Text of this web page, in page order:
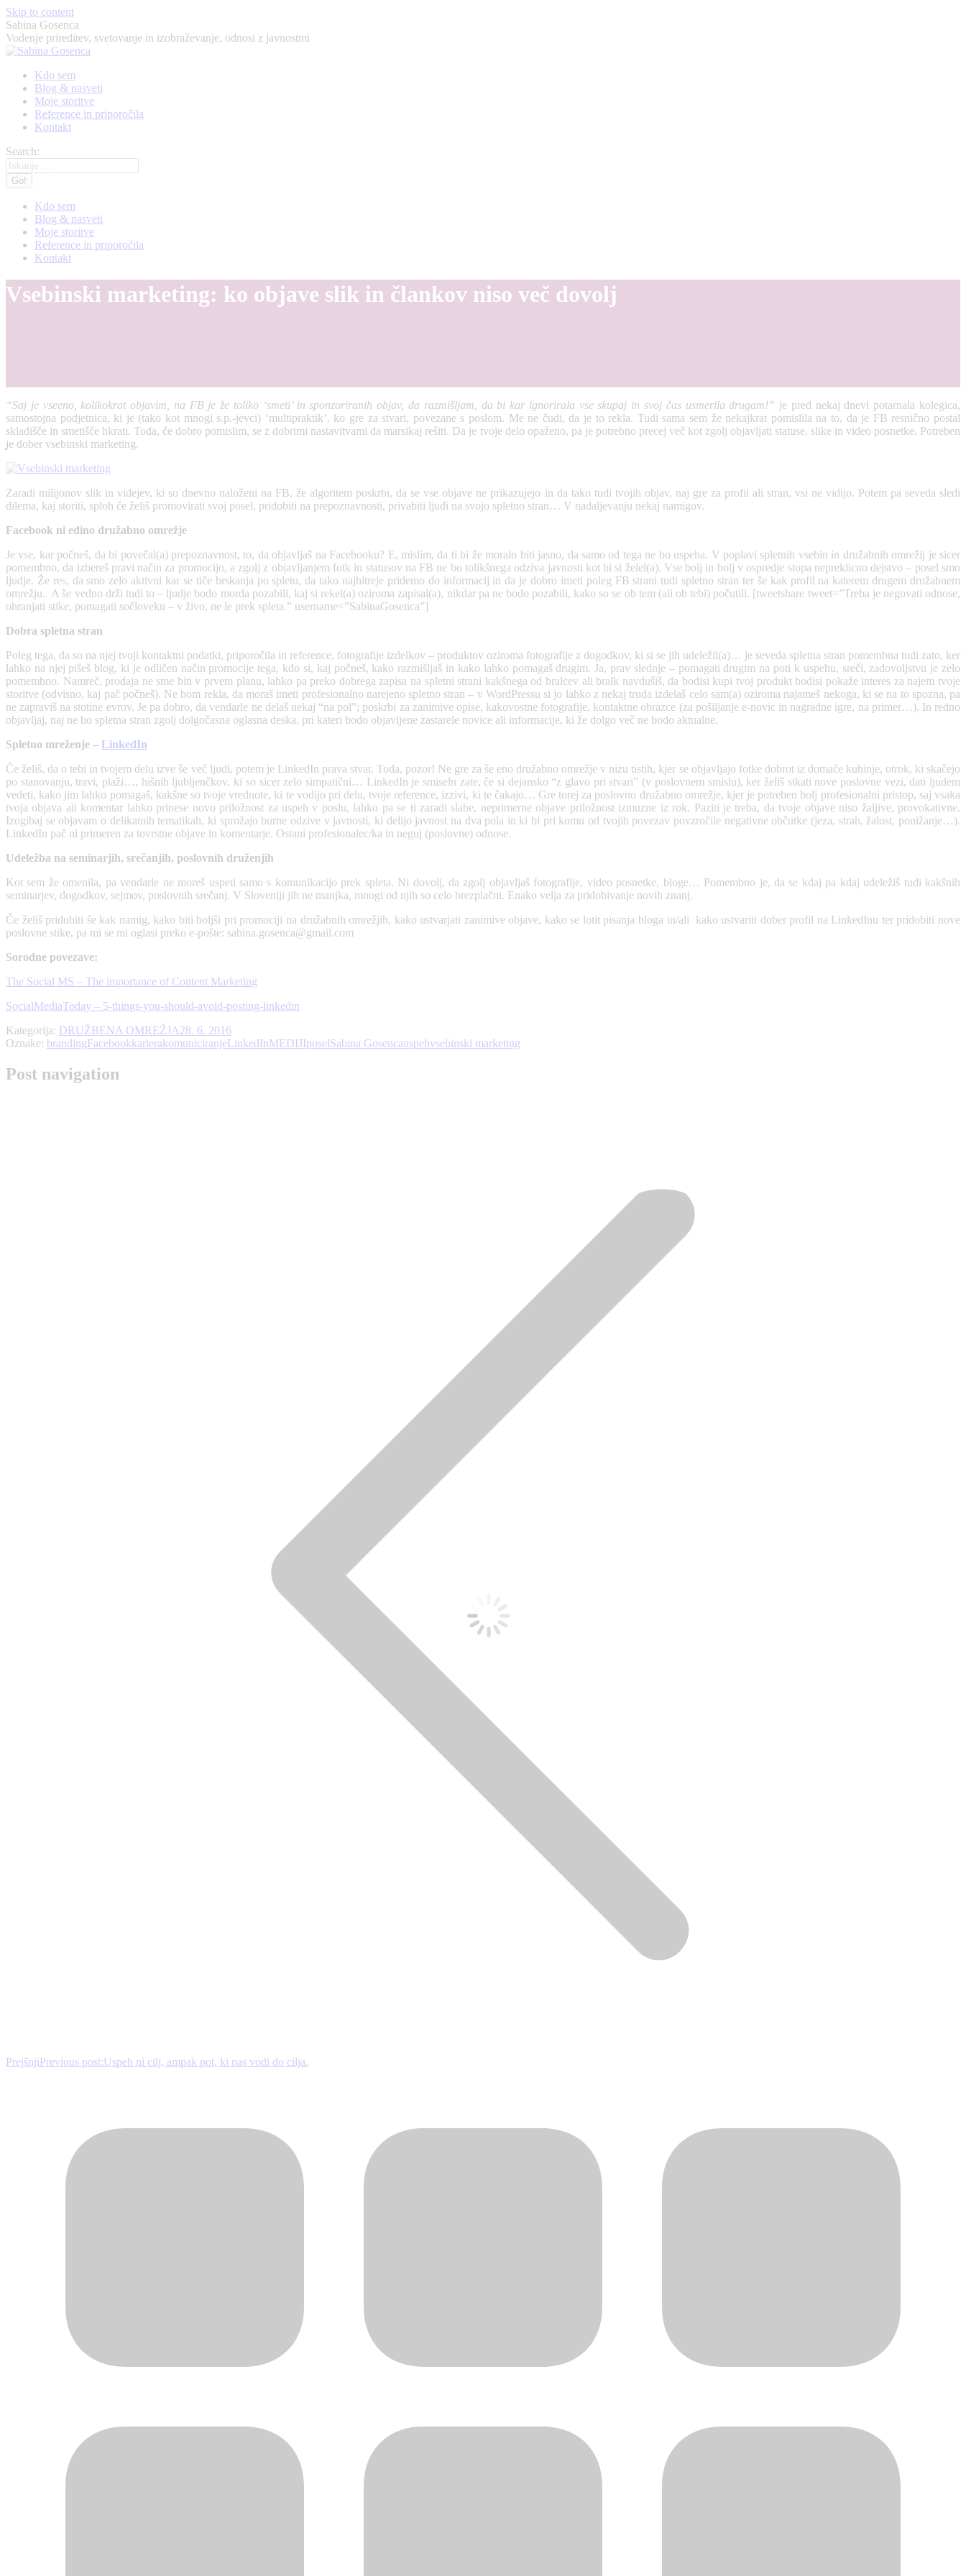
Skip to content
Sabina Gosenca
Vodenje prireditev, svetovanje in izobraževanje, odnosi z javnostmi
Kdo sem
Blog & nasveti
Moje storitve
Reference in priporočila
Kontakt
Search:
Kdo sem
Blog & nasveti
Moje storitve
Reference in priporočila
Kontakt
Vsebinski marketing: ko objave slik in člankov niso več dovolj
“Saj je vseeno, kolikokrat objavim, na FB je že toliko ‘smeti’ in sponzoriranih objav, da razmišljam, da bi kar ignorirala vse skupaj in svoj čas usmerila drugam!” je pred nekaj dnevi potarnala kolegica,
samostojna podjetnica, ki je (tako kot mnogi s.p.-jevci) ‘multipraktik’, ko gre za stvari, povezane s poslom. Me ne čudi, da je to rekla. Tudi sama sem že nekajkrat pomislila na to, da je FB resnično postal
skladišče in smetišče hkrati. Toda, če dobro pomislim, se z dobrimi nastavitvami da marsikaj rešiti. Da je tvoje delo opaženo, pa je potrebno precej več kot zgolj objavljati statuse, slike in video posnetke. Potreben
je dober vsebinski marketing.
Zaradi milijonov slik in videjev, ki so dnevno naloženi na FB, že algoritem poskrbi, da se vse objave ne prikazujejo in da tako tudi tvojih objav, naj gre za profil ali stran, vsi ne vidijo. Potem pa seveda sledi
dilema, kaj storiti, sploh če želiš promovirati svoj posel, pridobiti na prepoznavnosti, privabiti ljudi na svojo spletno stran… V nadaljevanju nekaj namigov.
Facebook ni edino družabno omrežje
Je vse, kar počneš, da bi povečal(a) prepoznavnost, to, da objavljaš na Facebooku? E, mislim, da ti bi že moralo biti jasno, da samo od tega ne bo uspeha. V poplavi spletnih vsebin in družabnih omrežij je sicer
pomembno, da izbereš pravi način za promocijo, a zgolj z objavljanjem fotk in statusov na FB ne bo tolikšnega odziva javnosti kot bi si želel(a). Vse bolj in bolj v ospredje stopa nepreklicno dejstvo – posel smo
ljudje. Že res, da smo zelo aktivni kar se tiče brskanja po spletu, da tako najhitreje pridemo do informacij in da je dobro imeti poleg FB strani tudi spletno stran ter še kak profil na katerem drugem družabnem
omrežju. A še vedno drži tudi to – ljudje bodo morda pozabili, kaj si rekel(a) oziroma zapisal(a), nikdar pa ne bodo pozabili, kako so se ob tem (ali ob tebi) počutili. [tweetshare tweet=”Treba je negovati odnose,
ohranjati stike, pomagati sočloveku – v živo, ne le prek spleta.” username=”SabinaGosenca”]
Dobra spletna stran
Poleg tega, da so na njej tvoji kontaktni podatki, priporočila in reference, fotografije izdelkov – produktov oziroma fotografije z dogodkov, ki si se jih udeležil(a)… je seveda spletna stran pomembna tudi zato, ker
lahko na njej pišeš blog, ki je odličen način promocije tega, kdo si, kaj počneš, kako razmišljaš in kako lahko pomagaš drugim. Ja, prav slednje – pomagati drugim na poti k uspehu, sreči, zadovoljstvu je zelo
pomembno. Namreč, prodaja ne sme biti v prvem planu, lahko pa preko dobrega zapisa na spletni strani kakšnega od bralcev ali bralk navdušiš, da bodisi kupi tvoj produkt bodisi pokaže interes za najem tvoje
storitve (odvisno, kaj pač počneš). Ne bom rekla, da moraš imeti profesionalno narejeno spletno stran – v WordPressu si jo lahko z nekaj truda izdelaš celo sam(a) oziroma najameš nekoga, ki se na to spozna, pa
ne zapraviš na stotine evrov. Je pa dobro, da vendarle ne delaš nekaj “na pol”; poskrbi za zanimive opise, kakovostne fotografije, kontaktne obrazce (za pošiljanje e-novic in nagradne igre, na primer…). In redno
objavljaj, naj ne bo spletna stran zgolj dolgočasna oglasna deska, pri kateri bodo objavljene zastarele novice ali informacije, ki že dolgo več ne bodo aktualne.
Spletno mreženje – LinkedIn
Če želiš, da o tebi in tvojem delu izve še več ljudi, potem je LinkedIn prava stvar. Toda, pozor! Ne gre za še eno družabno omrežje v nizu tistih, kjer se objavljajo fotke dobrot iz domače kuhinje, otrok, ki skačejo
po stanovanju, travi, plaži…, hišnih ljubljenčkov, ki so sicer zelo simpatični… LinkedIn je smiseln zate, če si dejansko “z glavo pri stvari” (v poslovnem smislu), ker želiš stkati nove poslovne vezi, dati ljudem
vedeti, kako jim lahko pomagaš, kakšne so tvoje vrednote, ki te vodijo pri delu, tvoje reference, izzivi, ki te čakajo… Gre torej za poslovno družabno omrežje, kjer je potreben bolj profesionalni pristop, saj vsaka
tvoja objava ali komentar lahko prinese novo priložnost za uspeh v poslu, lahko pa se ti zaradi slabe, neprimerne objave priložnost izmuzne iz rok. Paziti je treba, da tvoje objave niso žaljive, provokativne.
Izogibaj se objavam o delikatnih tematikah, ki sprožajo burne odzive v javnosti, ki delijo javnost na dva pola in ki bi pri komu od tvojih povezav povzročile negativne občutke (jeza, strah, žalost, ponižanje…).
LinkedIn pač ni primeren za tovrstne objave in komentarje. Ostani profesionalec/ka in neguj (poslovne) odnose.
Udeležba na seminarjih, srečanjih, poslovnih druženjih
Kot sem že omenila, pa vendarle ne moreš uspeti samo s komunikacijo prek spleta. Ni dovolj, da zgolj objavljaš fotografije, video posnetke, bloge… Pomembno je, da se kdaj pa kdaj udeležiš tudi kakšnih
seminarjev, dogodkov, sejmov, poslovnih srečanj. V Sloveniji jih ne manjka, mnogi od njih so celo brezplačni. Enako velja za pridobivanje novih znanj.
Če želiš pridobiti še kak namig, kako biti boljši pri promociji na družabnih omrežjih, kako ustvarjati zanimive objave, kako se lotit pisanja bloga in/ali kako ustvariti dober profil na LinkedInu ter pridobiti nove
poslovne stike, pa mi se mi oglasi preko e-pošte: sabina.gosenca@gmail.com
Sorodne povezave:
The Social MS – The importance of Content Marketing
SocialMediaToday – 5-things-you-should-avoid-posting-linkedin
Kategorija: DRUŽBENA OMREŽJA28. 6. 2016
Oznake: brandingFacebookkarierakomuniciranjeLinkedInMEDIJIposelSabina Gosencauspehvsebinski marketing
Post navigation
PrejšnjiPrevious post:Uspeh ni cilj, ampak pot, ki nas vodi do cilja.